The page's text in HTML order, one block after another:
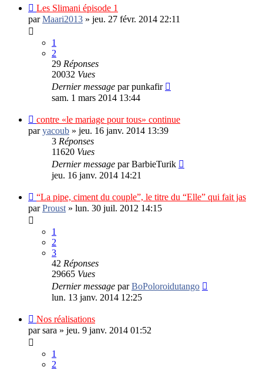
Les Slimani épisode 1
parMaari2013 » jeu. 27 févr. 2014 22:11
1
2
29 Réponses
20032 Vues
Dernier message parpunkafir
sam. 1 mars 2014 13:44
contre «le mariage pour tous» continue
paryacoub » jeu. 16 janv. 2014 13:39
3 Réponses
11620 Vues
Dernier message parBarbieTurik
jeu. 16 janv. 2014 14:21
“La pipe, ciment du couple”, le titre du “Elle” qui fait jas
parProust » lun. 30 juil. 2012 14:15
1
2
3
42 Réponses
29665 Vues
Dernier message parBoPoloroidutango
lun. 13 janv. 2014 12:25
Nos réalisations
parsara » jeu. 9 janv. 2014 01:52
1
2